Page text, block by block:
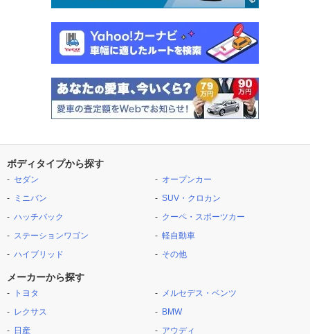
ボディタイプから探す
セダン
ミニバン
ハッチバック
ステーションワゴン
ハイブリッド
オープンカー
SUV・クロカン
クーペ・スポーツカー
軽自動車
その他
メーカーから探す
トヨタ
レクサス
日産
メルセデス・ベンツ
BMW
アウディ